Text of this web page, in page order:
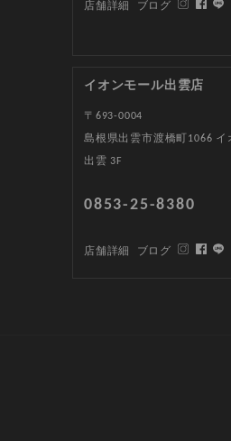
店舗詳細 ブログ
イオンモール出雲店
〒693-0004
島根県出雲市渡橋町1066 イ
出雲 3F
0853-25-8380
店舗詳細 ブログ